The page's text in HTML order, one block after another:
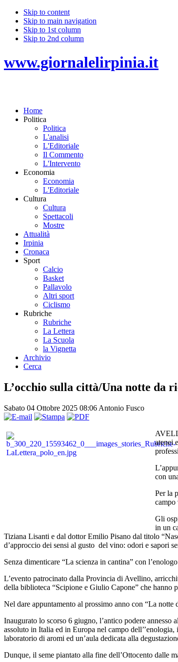
Skip to content
Skip to main navigation
Skip to 1st column
Skip to 2nd column
www.giornalelirpinia.it
Home
Politica
Politica
L'analisi
L'Editoriale
Il Commento
L'Intervento
Economia
Economia
L'Editoriale
Cultura
Cultura
Spettacoli
Mostre
Attualità
Irpinia
Cronaca
Sport
Calcio
Basket
Pallavolo
Altri sport
Ciclismo
Rubriche
Rubriche
La Lettera
La Scuola
la Vignetta
Archivio
Cerca
L’occhio sulla città/Una notte da
Sabato 04 Ottobre 2025 08:06 Antonio Fusco
atenei
con
Per la
campo
Gli
in un
Tiziana Lisanti e dal dottor Emilio Pisano dal titolo
d’approccio dei sensi al gusto del vino: odori e sapori
Senza dimenticare “La scienza in cantina” con
L’evento patrocinato dalla Provincia di Avellino,
della biblioteca “Scipione e Giulio Capone” che hanno
Nel dare appuntamento al prossimo anno con “La
Inaugurato lo scorso 6 giugno, l’antico podere
assoluto in Italia ed in Europa nel campo
laboratorio di aromi ed un’aula dedicata alla
Dunque, il seme piantato alla fine dell’Ottocento dalle